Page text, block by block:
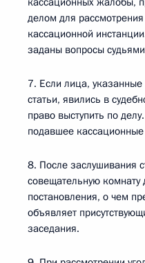
делом для
кассационной
заданы вопросы
7. Если лица, указанные
статьи, явились в
право выступить по
подавшее
8. После заслушивания
совещательную
постановления, о чем
объявляет
заседания.